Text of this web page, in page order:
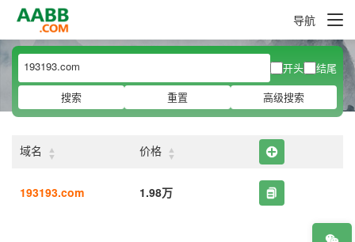
导航
开头
结尾
搜索
重置 高级搜索
域名 ▲
▼ 价格 ▲
▼
193193.com 1.98万